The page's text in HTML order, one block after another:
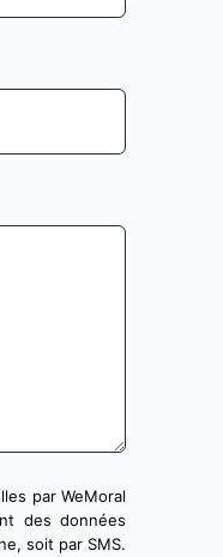
par WeMoral
des données
soit par SMS.